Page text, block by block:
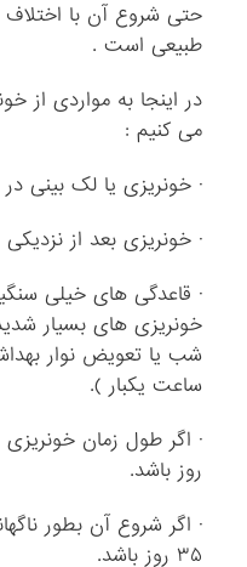
طبیعی است .
در اینجا به مواردی از
می کنیم :
· خونریزی یا لک بینی
· خونریزی بعد از نزدیکی
· قاعدگی های خیلی
خونریزی های بسیار
ساعت یکبار ).
روز باشد.
۳۵ روز باشد.